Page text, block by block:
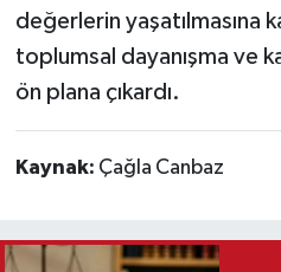
değerlerin yaşatılmasına
toplumsal dayanışma ve
ön plana çıkardı.
Kaynak: Çağla Canbaz